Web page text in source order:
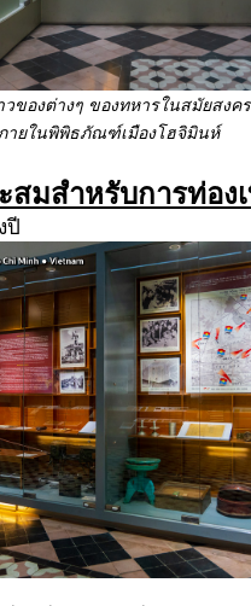
วของต่างๆ ของทหารในสมัยสงค
ายในพิพิธภัณฑ์เมืองโฮจิมินห์
สมสำหรับการท่อง
ปี